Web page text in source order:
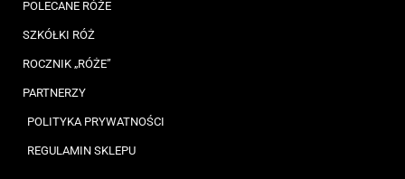
POLECANE RÓŻE
SZKÓŁKI RÓŻ
ROCZNIK „RÓŻE”
PARTNERZY
POLITYKA PRYWATNOŚCI
REGULAMIN SKLEPU